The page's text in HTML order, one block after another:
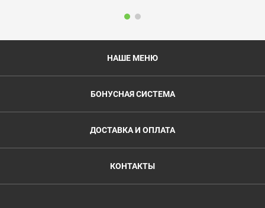
НАШЕ МЕНЮ
БОНУСНАЯ СИСТЕМА
ДОСТАВКА И ОПЛАТА
КОНТАКТЫ